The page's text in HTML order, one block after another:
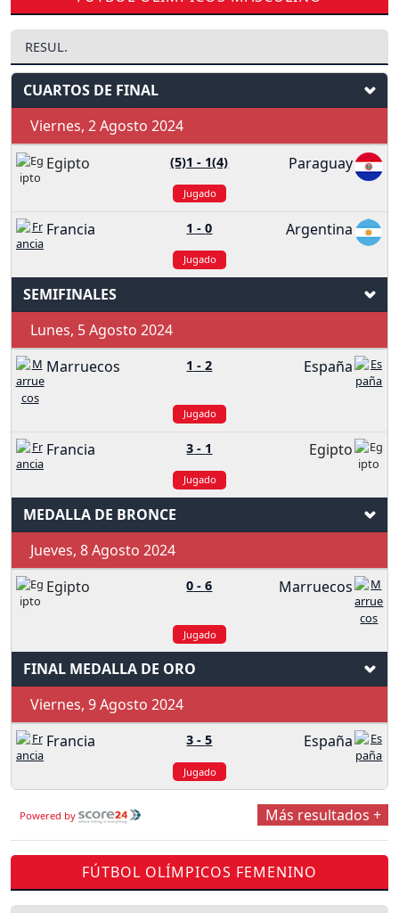
RESUL.
CUARTOS DE FINAL
Viernes, 2 Agosto 2024
Egipto
(5)1 - 1(4) Paraguay
Jugado
Francia 1 -0 Argentina
Jugado
SEMIFINALES
Lunes, 5 Agosto 2024
Marruecos
1 -2 España
Jugado
Francia 3 - 1 Egipto
Jugado
MEDALLA DE BRONCE
Jueves, 8 Agosto 2024
Egipto
0 -6 Marruecos
Jugado
FINAL MEDALLA DE ORO
Viernes, 9 Agosto 2024
Francia
3 -5 España
Jugado
Powered by Más resultados +
FÚTBOL OLÍMPICOS FEMENINO